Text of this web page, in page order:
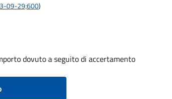
09-29;600)
dovuto a seguito di accertamento